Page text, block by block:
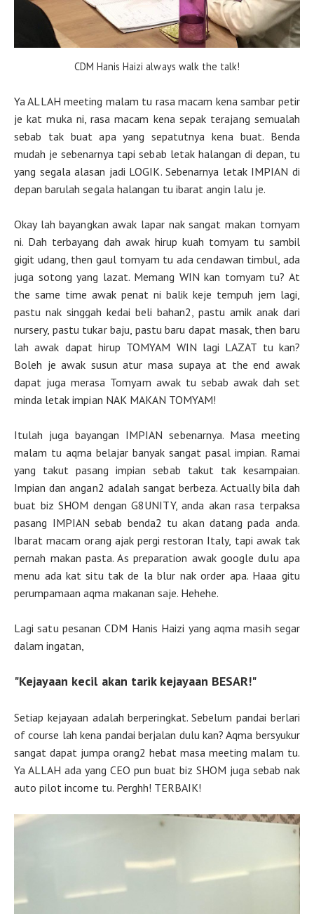
CDM Hanis Haizi always walk the talk!
Ya ALLAH meeting malam tu rasa macam kena sambar petir
je kat muka ni, rasa macam kena sepak terajang semualah
sebab tak buat apa yang sepatutnya kena buat. Benda
mudah je sebenarnya tapi sebab letak halangan di depan, tu
yang segala alasan jadi LOGIK. Sebenarnya letak IMPIAN di
depan barulah segala halangan tu ibarat angin lalu je.
Okay lah bayangkan awak lapar nak sangat makan tomyam
ni. Dah terbayang dah awak hirup kuah tomyam tu sambil
gigit udang, then gaul tomyam tu ada cendawan timbul, ada
juga sotong yang lazat. Memang WIN kan tomyam tu? At
the same time awak penat ni balik keje tempuh jem lagi,
pastu nak singgah kedai beli bahan2, pastu amik anak dari
nursery, pastu tukar baju, pastu baru dapat masak, then baru
lah awak dapat hirup TOMYAM WIN lagi LAZAT tu kan?
Boleh je awak susun atur masa supaya at the end awak
dapat juga merasa Tomyam awak tu sebab awak dah set
minda letak impian NAK MAKAN TOMYAM!
Itulah juga bayangan IMPIAN sebenarnya. Masa meeting
malam tu aqma belajar banyak sangat pasal impian. Ramai
yang takut pasang impian sebab takut tak kesampaian.
Impian dan angan2 adalah sangat berbeza. Actually bila dah
buat biz SHOM dengan G8UNITY, anda akan rasa terpaksa
pasang IMPIAN sebab benda2 tu akan datang pada anda.
Ibarat macam orang ajak pergi restoran Italy, tapi awak tak
pernah makan pasta. As preparation awak google dulu apa
menu ada kat situ tak de la blur nak order apa. Haaa gitu
perumpamaan aqma makanan saje. Hehehe.
Lagi satu pesanan CDM Hanis Haizi yang aqma masih segar
dalam ingatan,
"Kejayaan kecil akan tarik kejayaan BESAR!"
Setiap kejayaan adalah berperingkat. Sebelum pandai berlari
of course lah kena pandai berjalan dulu kan? Aqma bersyukur
sangat dapat jumpa orang2 hebat masa meeting malam tu.
Ya ALLAH ada yang CEO pun buat biz SHOM juga sebab nak
auto pilot income tu. Perghh! TERBAIK!